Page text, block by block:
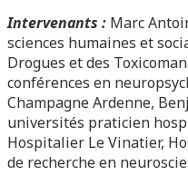
Intervenants : Marc
sciences humaines et
Drogues et des
conférences en
Champagne Ardenne,
universités praticien
Hospitalier Le Vinatier,
de recherche en